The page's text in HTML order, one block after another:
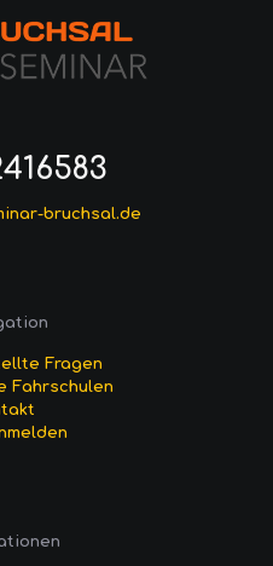
bruchsal.de
Fragen
Fahrschulen